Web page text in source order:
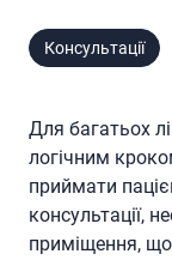
Консультації
Для багатьох
логічним
приймати
консультації,
приміщення, що